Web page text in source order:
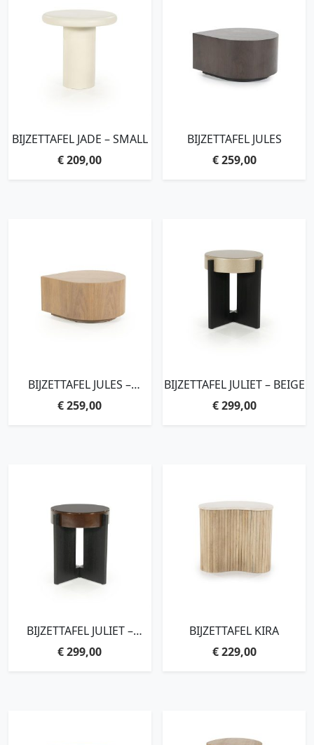
BIJZETTAFEL JADE – SMALL
€209,00
BIJZETTAFEL JULES
€259,00
BIJZETTAFEL JULES –
LICHTBRUIN
€259,00
BIJZETTAFEL JULIET – BEIGE
€299,00
BIJZETTAFEL JULIET –
BRUIN
€299,00
BIJZETTAFEL KIRA
€229,00